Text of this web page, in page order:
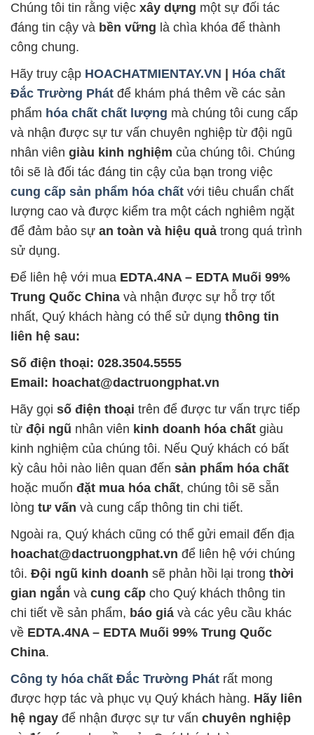
Chúng tôi tin rằng việc xây dựng một sự đối tác
đáng tin cậy và bền vững là chìa khóa để thành
công chung.
Hãy truy cập HOACHATMIENTAY.VN
Hóa chất
Đắc Trường Phát để khám phá thêm về các sản
phẩm hóa chất chất lượng mà chúng tôi cung cấp
và nhận được sự tư vấn chuyên nghiệp từ đội ngũ
nhân viên giàu kinh nghiệm của chúng tôi. Chúng
tôi sẽ là đối tác đáng tin cậy của bạn trong việc
cung cấp sản phẩm hóa chất với tiêu chuẩn chất
lượng cao và được kiểm tra một cách nghiêm ngặt
để đảm bảo sự an toàn và hiệu quả trong quá trình
sử dụng.
Để liên hệ với mua EDTA.4NA – EDTA Muối 99%
Trung Quốc China và nhận được sự hỗ trợ tốt
nhất, Quý khách hàng có thể sử dụng thông tin
liên hệ sau:
Số điện thoại: 028.3504.5555
Email: hoachat@dactruongphat.vn
Hãy gọi số điện thoại trên để được tư vấn trực tiếp
từ đội ngũ nhân viên kinh doanh hóa chất giàu
kinh nghiệm của chúng tôi. Nếu Quý khách có bất
kỳ câu hỏi nào liên quan đến sản phẩm hóa chất
hoặc muốn đặt mua hóa chất, chúng tôi sẽ sẵn
lòng tư vấn và cung cấp thông tin chi tiết.
Ngoài ra, Quý khách cũng có thể gửi email đến địa
hoachat@dactruongphat.vn để liên hệ với chúng
tôi. Đội ngũ kinh doanh sẽ phản hồi lại trong thời
gian ngắn và cung cấp cho Quý khách thông tin
chi tiết về sản phẩm, báo giá và các yêu cầu khác
về EDTA.4NA – EDTA Muối 99% Trung Quốc
China.
Công ty hóa chất Đắc Trường Phát rất mong
được hợp tác và phục vụ Quý khách hàng. Hãy liên
hệ ngay để nhận được sự tư vấn chuyên nghiệp